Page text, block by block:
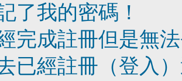
了我的密碼！
完成註冊但是無
已經註冊（登入